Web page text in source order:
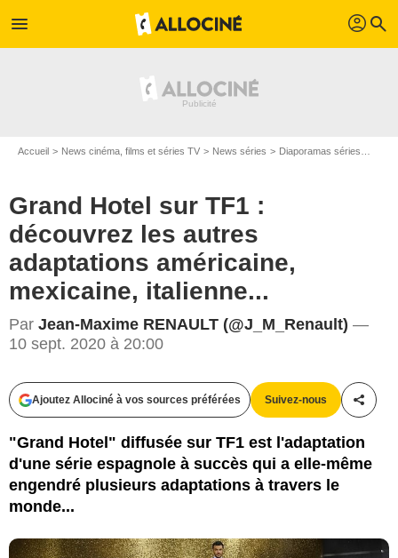
menu profil search
Accueil News cinéma, films et séries TV News séries Diaporamas séries
Grand Hotel sur TF1 :
découvrez les autres
adaptations américaine,
mexicaine, italienne...
Par Jean-Maxime RENAULT (@J_M_Renault) —
10 sept. 2020 à 20:00
Ajoutez Allociné à vos sources préférées Suivez-nous
"Grand Hotel" diffusée sur TF1 est l'adaptation
d'une série espagnole à succès qui a elle-même
engendré plusieurs adaptations à travers le
monde...